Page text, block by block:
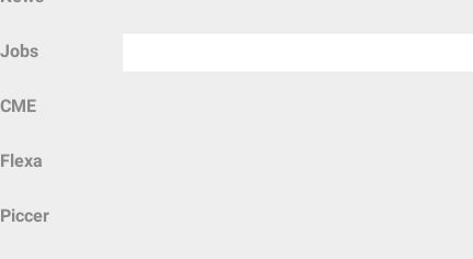
Jobs
CME
Flexa
Piccer